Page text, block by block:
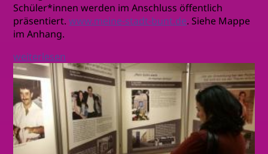
Schüler*innen werden im Anschluss öffentlich
präsentiert.www.meine-stadt-bunt.de. Siehe Mappe
im Anhang.
weiterlesen